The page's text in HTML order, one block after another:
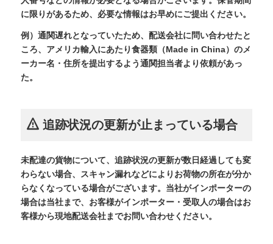
に限りがあるため、必要な情報はお早めにご提出ください。
例）通関遅れとなっていたため、配送会社に問い合わせたと
ころ、アメリカ輸入にあたり食器類（Made in China）のメ
ーカー名・住所を提出するよう通関担当者より依頼があっ
た。
追跡状況の更新が止まっている場合
未配達の貨物について、追跡状況の更新が数日経過しても変
わらない場合、スキャン漏れなどによりお荷物の所在が分か
らなくなっている場合がございます。当社がインポーターの
場合は当社まで、お客様がインポーター・受取人の場合はお
客様から現地配送会社までお問い合わせください。